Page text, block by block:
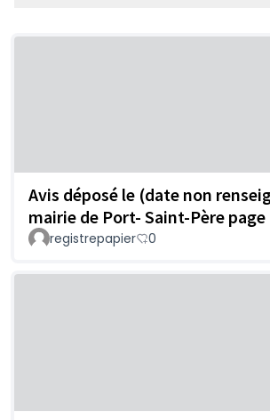
Avis déposé le (date non
mairie de Port- Saint-Père page
registrepapier 0